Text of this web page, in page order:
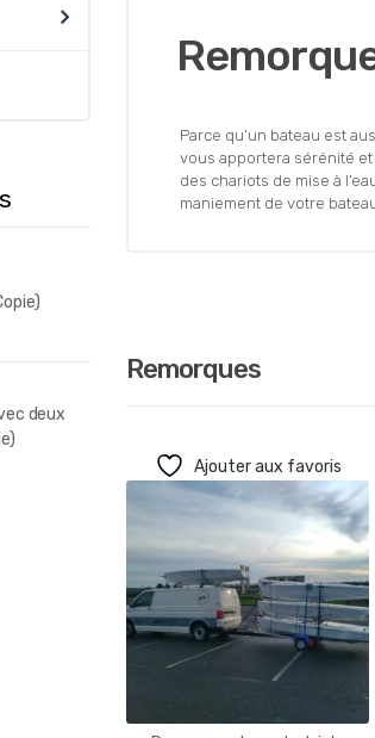
Parce qu’un bateau est
vous apportera sérénité
des chariots de mise à
maniement de votre
Remorques
Ajouter aux favoris
deux